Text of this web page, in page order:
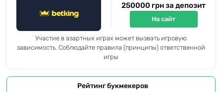
250000 грн за депозит
На сайт
Участие в азартных играх может вызвать игровую
зависимость. Соблюдайте правила (принципы) ответственной
игры
Рейтинг букмекеров